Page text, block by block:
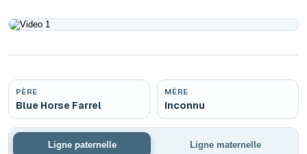
PÈRE
Blue Horse Farrel
MÈRE
Inconnu
Ligne paternelle Ligne maternelle